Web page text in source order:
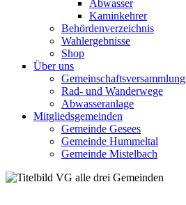
Abwasser
Kaminkehrer
Behördenverzeichnis
Wahlergebnisse
Shop
Über uns
Gemeinschaftsversammlung
Rad- und Wanderwege
Abwasseranlage
Mitgliedsgemeinden
Gemeinde Gesees
Gemeinde Hummeltal
Gemeinde Mistelbach